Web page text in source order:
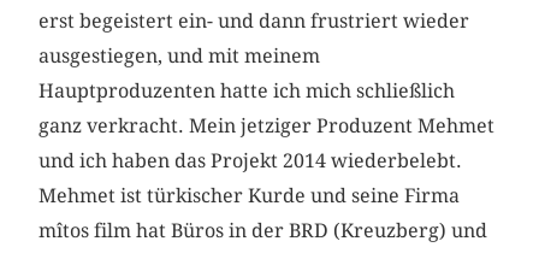
erst begeistert ein- und dann frustriert wieder
ausgestiegen, und mit meinem
Hauptproduzenten hatte ich mich schließlich
ganz verkracht. Mein jetziger Produzent Mehmet
und ich haben das Projekt 2014 wiederbelebt.
Mehmet ist türkischer Kurde und seine Firma
mîtos film hat Büros in der BRD (Kreuzberg) und